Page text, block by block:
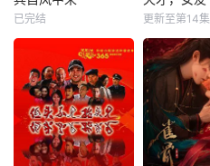
已完结 更新至第14集